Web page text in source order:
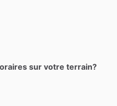
sur votre terrain?